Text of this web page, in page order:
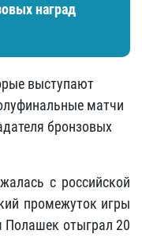
наград
выступают
матчи
бронзовых
с российской
промежуток игры
Полашек отыграл 20